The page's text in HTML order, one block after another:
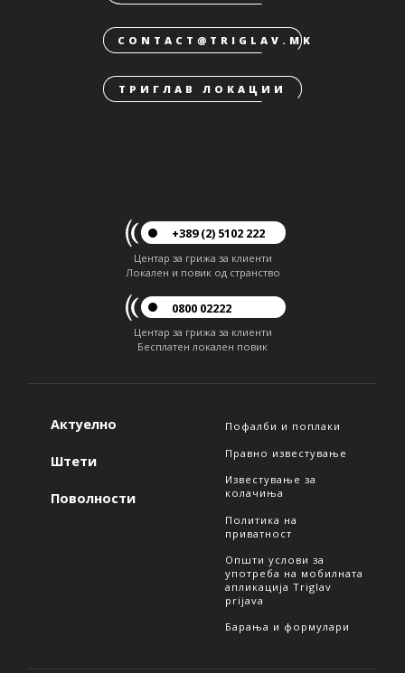
CONTACT@TRIGLAV.MK
ТРИГЛАВ ЛОКАЦИИ
+389 (2) 5102 222
Центар за грижа за клиенти
Локален и повик од странство
0800 02222
Центар за грижа за клиенти
Бесплатен локален повик
Актуелно
Штети
Поволности
Пофалби и поплаки
Правно известување
Известување за
колачиња
Политика на
приватност
Општи услови за
употреба на мобилната
апликација Triglav
prijava
Барања и формулари